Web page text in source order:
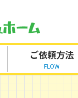
ご依頼方法
FLOW